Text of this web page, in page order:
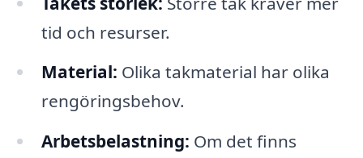
tid och resurser.
Material: Olika takmaterial har olika
rengöringsbehov.
Arbetsbelastning: Om det finns